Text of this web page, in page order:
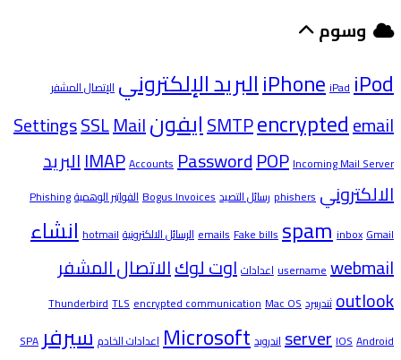
وسوم
iPhoneiPadiPod البريد الإلكتروني الإتصال المشفر
SMTPencryptedemail ايفون SettingsSSLMail
IMAPAccountsPasswordPOPIncoming Mail Server
البريد
الالكتروني phishers رسائل التصيدBogus Invoicesالفواتير الوهميةPhishing
emailsFake billsspaminboxGmail الرسائل الالكترونيةhotmailانشاء
usernamewebmail اعداداتاوت لوكالاتصال المشفر
outlookثندربيرد ThunderbirdTLSencrypted communicationMac OS
serverIOSAndroid اندرويدMicrosoftاعدادات الخادمسيرفرSPA